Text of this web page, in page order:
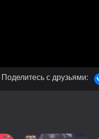
с друзьями: